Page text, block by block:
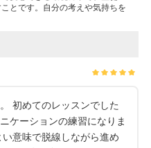
とです。自分の考えや気持ちを
初めてのレッスンでした
ケーションの練習になりま
意味で脱線しながら進め